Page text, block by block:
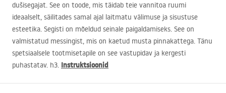
dušisegajat. See on toode, mis täidab teie vannitoa ruumi
ideaalselt, säilitades samal ajal laitmatu välimuse ja sisustuse
esteetika. Segisti on mõeldud seinale paigaldamiseks. See on
valmistatud messingist, mis on kaetud musta pinnakattega. Tänu
spetsiaalsele tootmisetapile on see vastupidav ja kergesti
puhastatav. h3. Instruktsioonid